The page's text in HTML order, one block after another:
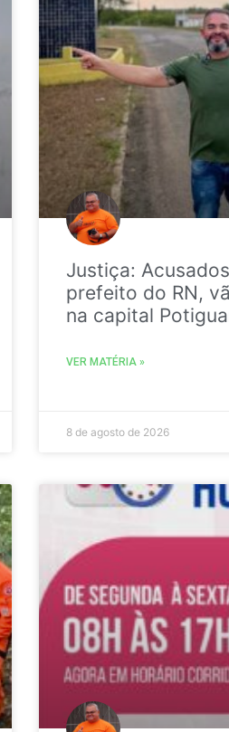
Justiça:
prefeito do RN,
na capital
VER MATÉRIA »
8 de agosto de 2026